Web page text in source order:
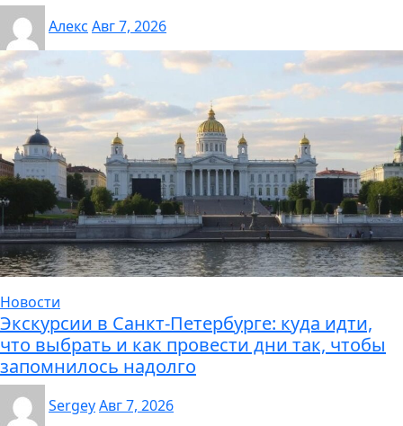
Алекс Авг 7, 2026
Новости
Экскурсии в Санкт-Петербурге: куда идти,
что выбрать и как провести дни так, чтобы
запомнилось надолго
SergeyАвг 7, 2026